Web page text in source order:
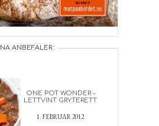
INA ANBEFALER :
ONE POT WONDER –
LETTVINT GRYTERETT
1. FEBRUAR 2012